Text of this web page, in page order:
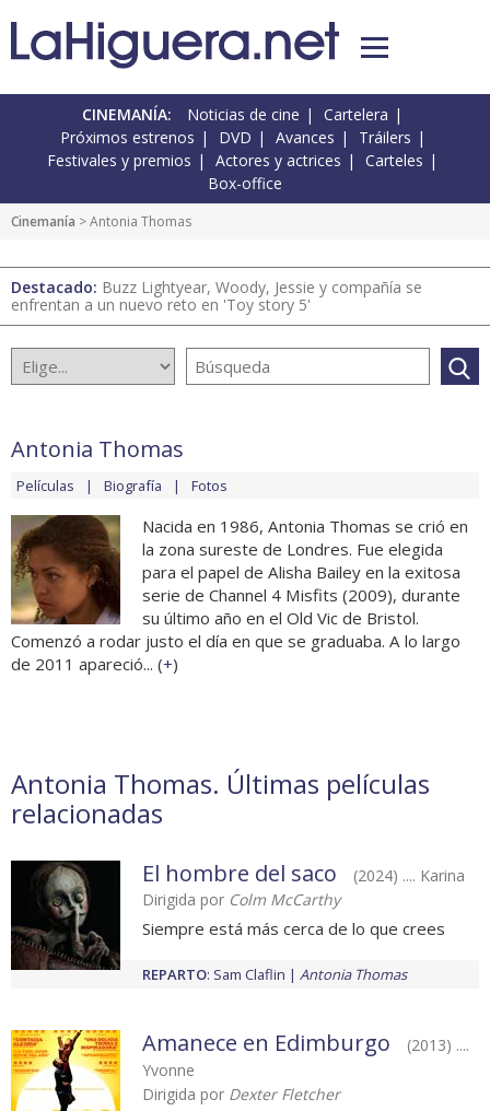
CINEMANÍA: Noticias de cine
Cartelera
Próximos estrenos
DVD Avances
Tráilers
Festivales y premios
Actores y actrices
Carteles
Box-office
Cinemanía > Antonia Thomas
Destacado: Buzz Lightyear, Woody, Jessie y compañía se
enfrentan a un nuevo reto en 'Toy story 5'
Antonia Thomas
Películas Biografía Fotos
Nacida en 1986, Antonia Thomas se crió en
la zona sureste de Londres. Fue elegida
para el papel de Alisha Bailey en la exitosa
serie de Channel 4 Misfits (2009), durante
su último año en el Old Vic de Bristol.
Comenzó a rodar justo el día en que se graduaba. A lo largo
de 2011 apareció... (+)
Antonia Thomas. Últimas películas
relacionadas
El hombre del saco
(2024) .... Karina
Dirigida por Colm McCarthy
Siempre está más cerca de lo que crees
REPARTO: Sam Claflin Antonia Thomas
Amanece en Edimburgo
(2013) ....
Yvonne
Dirigida por Dexter Fletcher